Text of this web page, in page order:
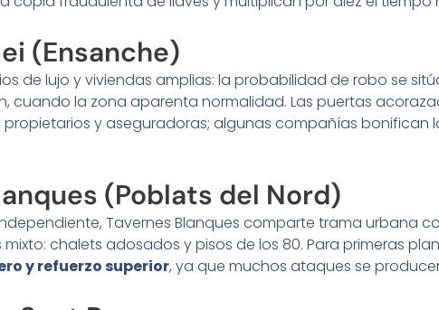
(Ensanche)
de lujo y viviendas amplias: la probabilidad de robo se
h, cuando la zona aparenta normalidad. Las puertas
y aseguradoras; algunas compañías bonifican
(Poblats del Nord)
Tavernes Blanques comparte trama urbana
mixto: chalets adosados y pisos de los 80. Para primeras
y refuerzo superior, ya que muchos ataques se